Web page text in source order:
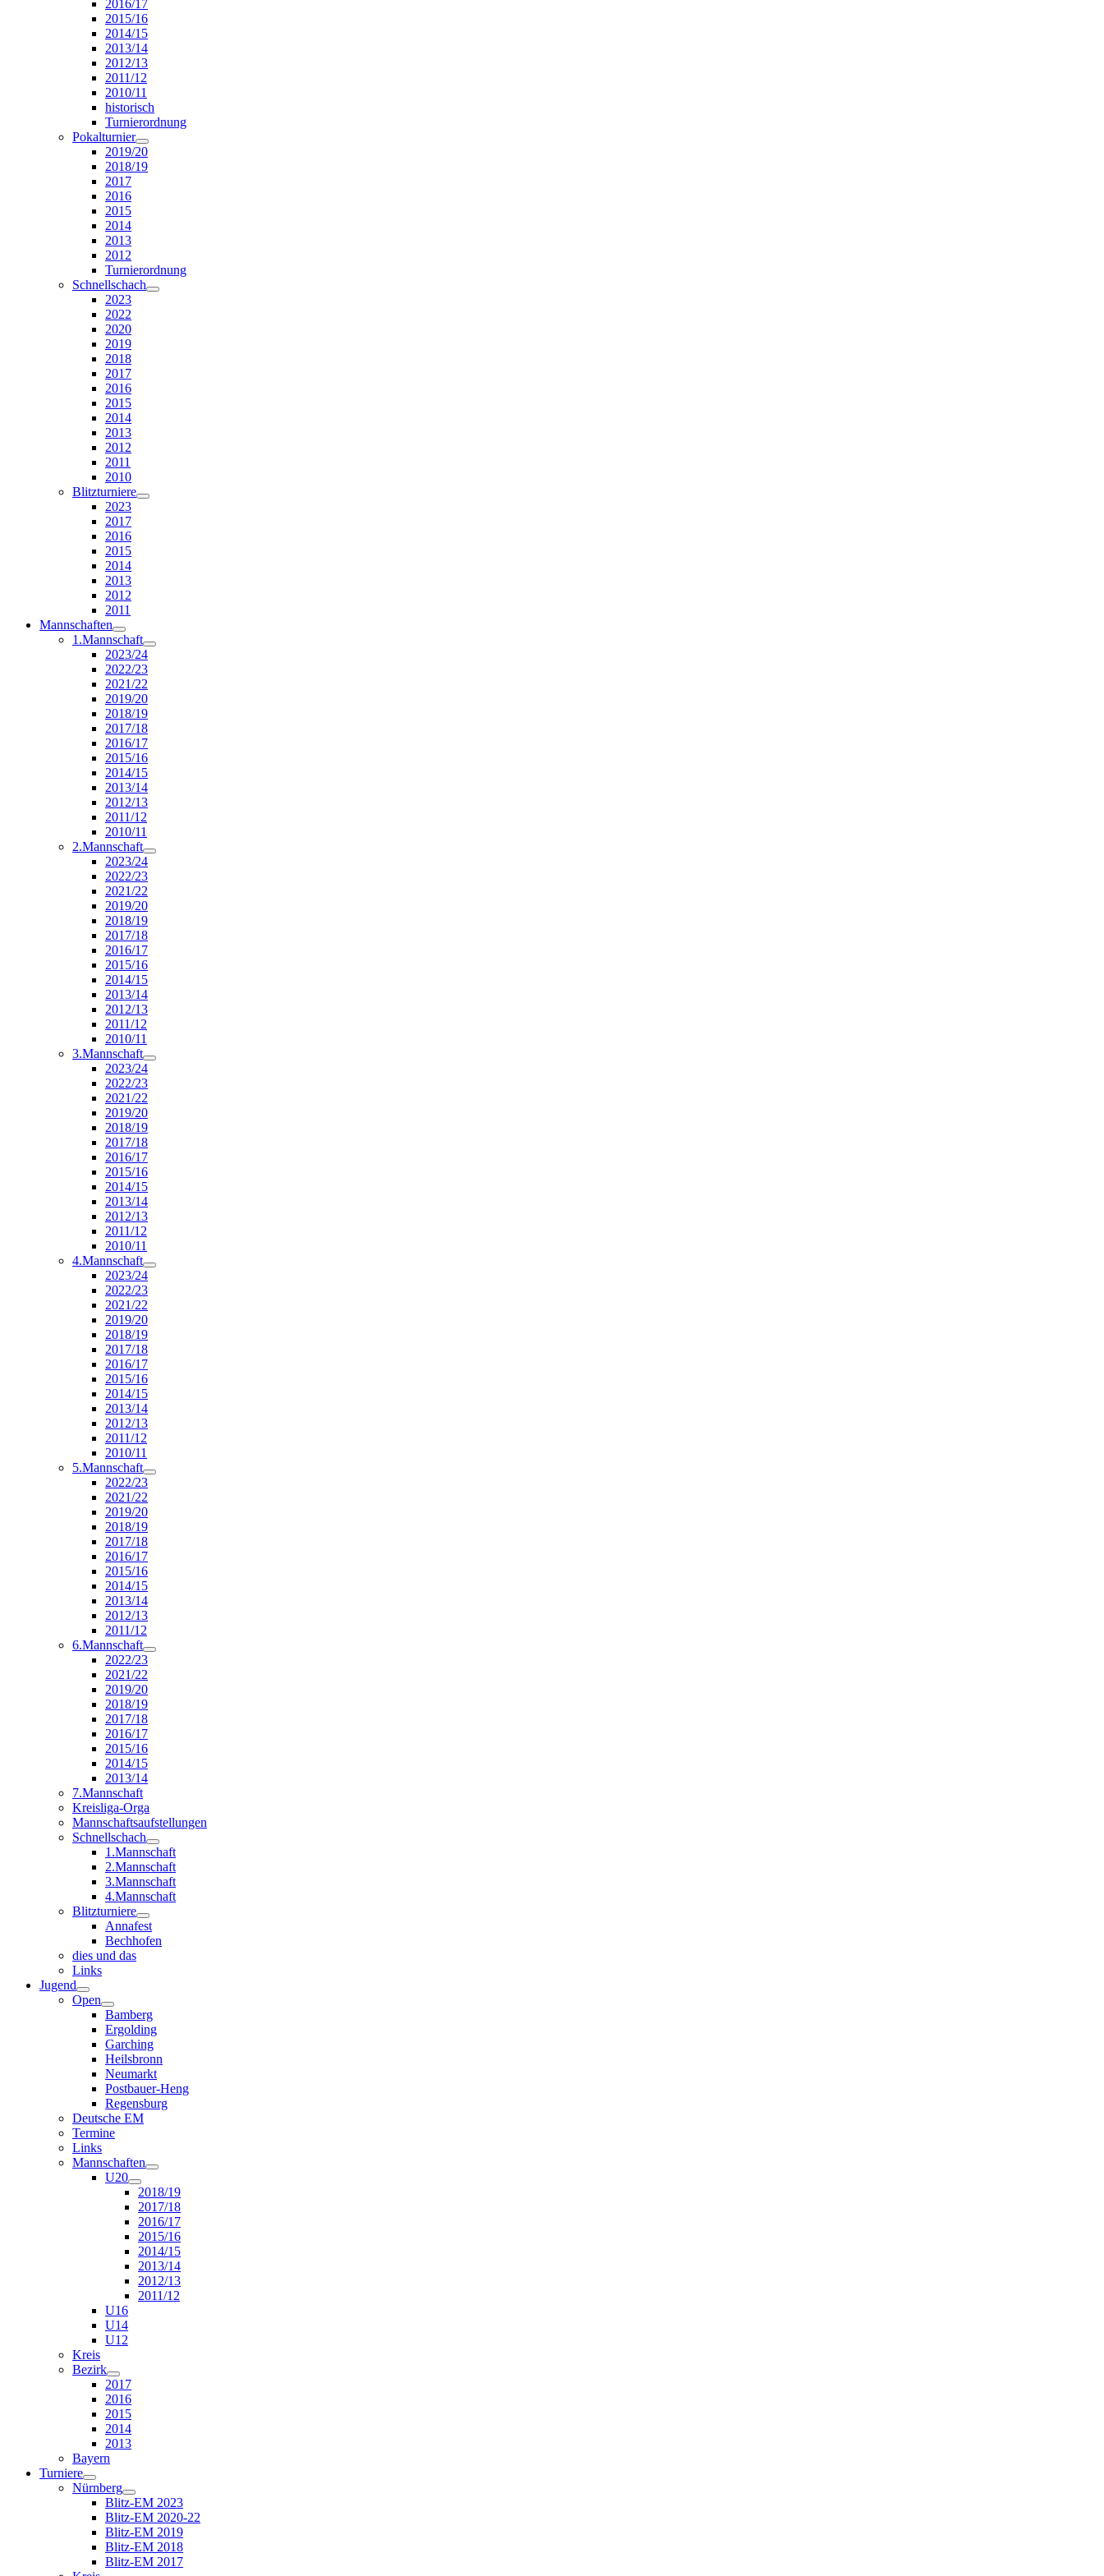
2016/17
2015/16
2014/15
2013/14
2012/13
2011/12
2010/11
historisch
Turnierordnung
Pokalturnier
2019/20
2018/19
2017
2016
2015
2014
2013
2012
Turnierordnung
Schnellschach
2023
2022
2020
2019
2018
2017
2016
2015
2014
2013
2012
2011
2010
Blitzturniere
2023
2017
2016
2015
2014
2013
2012
2011
Mannschaften
1.Mannschaft
2023/24
2022/23
2021/22
2019/20
2018/19
2017/18
2016/17
2015/16
2014/15
2013/14
2012/13
2011/12
2010/11
2.Mannschaft
2023/24
2022/23
2021/22
2019/20
2018/19
2017/18
2016/17
2015/16
2014/15
2013/14
2012/13
2011/12
2010/11
3.Mannschaft
2023/24
2022/23
2021/22
2019/20
2018/19
2017/18
2016/17
2015/16
2014/15
2013/14
2012/13
2011/12
2010/11
4.Mannschaft
2023/24
2022/23
2021/22
2019/20
2018/19
2017/18
2016/17
2015/16
2014/15
2013/14
2012/13
2011/12
2010/11
5.Mannschaft
2022/23
2021/22
2019/20
2018/19
2017/18
2016/17
2015/16
2014/15
2013/14
2012/13
2011/12
6.Mannschaft
2022/23
2021/22
2019/20
2018/19
2017/18
2016/17
2015/16
2014/15
2013/14
7.Mannschaft
Kreisliga-Orga
Mannschaftsaufstellungen
Schnellschach
1.Mannschaft
2.Mannschaft
3.Mannschaft
4.Mannschaft
Blitzturniere
Annafest
Bechhofen
dies und das
Links
Jugend
Open
Bamberg
Ergolding
Garching
Heilsbronn
Neumarkt
Postbauer-Heng
Regensburg
Deutsche EM
Termine
Links
Mannschaften
U20
2018/19
2017/18
2016/17
2015/16
2014/15
2013/14
2012/13
2011/12
U16
U14
U12
Kreis
Bezirk
2017
2016
2015
2014
2013
Bayern
Turniere
Nürnberg
Blitz-EM 2023
Blitz-EM 2020-22
Blitz-EM 2019
Blitz-EM 2018
Blitz-EM 2017